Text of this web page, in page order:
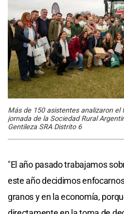
Más de 150 asistentes analizaron el
jornada de la Sociedad Rural
Gentileza SRA Distrito 6
"El año pasado trabajamos
este año decidimos
granos y en la economía,